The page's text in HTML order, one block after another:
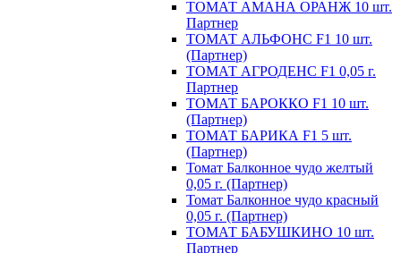
ТОМАТ АМАНА ОРАНЖ 10 шт.
Партнер
ТОМАТ АЛЬФОНС F1 10 шт.
(Партнер)
ТОМАТ АГРОДЕНС F1 0,05 г.
Партнер
ТОМАТ БАРОККО F1 10 шт.
(Партнер)
ТОМАТ БАРИКА F1 5 шт.
(Партнер)
Томат Балконное чудо желтый
0,05 г. (Партнер)
Томат Балконное чудо красный
0,05 г. (Партнер)
ТОМАТ БАБУШКИНО 10 шт.
Партнер